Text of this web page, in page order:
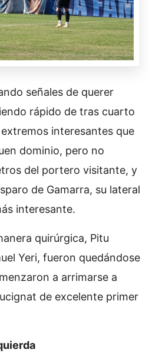
señales de querer
rápido de tras cuarto
interesantes que
dominio, pero no
del portero visitante, y
de Gamarra, su lateral
interesante.
quirúrgica, Pitu
Yeri, fueron quedándose
a arrimarse a
de excelente primer